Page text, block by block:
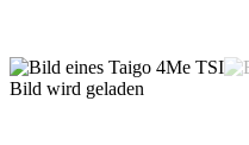
Bild wird geladen